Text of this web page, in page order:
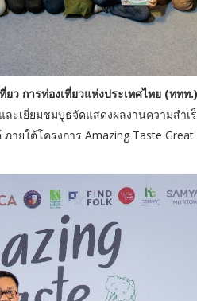
ว การท่องเที่ยวแห่งประเทศไทย (ทท
และเยี่ยมชมบูธจัดแสดงผลงานความสำเ
ายใต้โครงการ Amazing Taste